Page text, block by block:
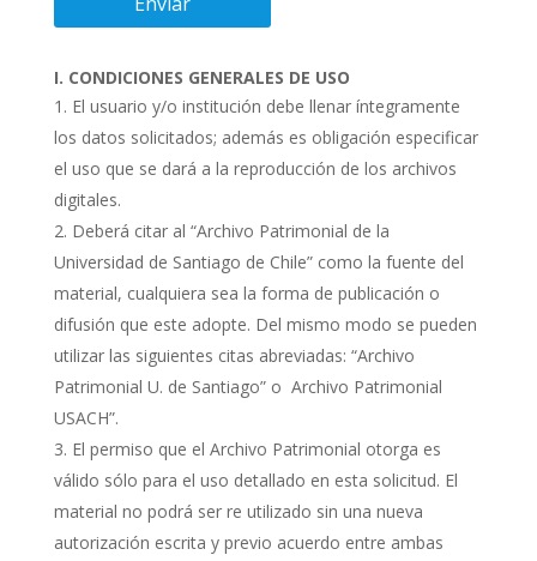
I. CONDICIONES GENERALES DE USO
El usuario y/o institución debe llenar íntegramente
los datos solicitados; además es obligación especificar
el uso que se dará a la reproducción de los archivos
digitales.
Deberá citar al “Archivo Patrimonial de la
Universidad de Santiago de Chile” como la fuente del
material, cualquiera sea la forma de publicación o
difusión que este adopte. Del mismo modo se pueden
utilizar las siguientes citas abreviadas: “Archivo
Patrimonial U. de Santiago” o Archivo Patrimonial
USACH”.
El permiso que el Archivo Patrimonial otorga es
válido sólo para el uso detallado en esta solicitud. El
material no podrá ser re utilizado sin una nueva
autorización escrita y previo acuerdo entre ambas